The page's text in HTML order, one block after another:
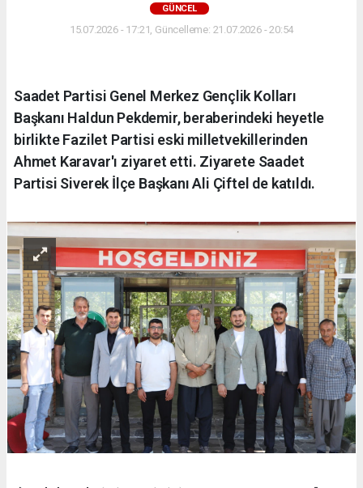
GÜNCEL
15.07.2026 - 17:21, Güncelleme: 21.07.2026 - 20:54
Saadet Partisi Genel Merkez Gençlik Kolları
Başkanı Haldun Pekdemir, beraberindeki heyetle
birlikte Fazilet Partisi eski milletvekillerinden
Ahmet Karavar'ı ziyaret etti. Ziyarete Saadet
Partisi Siverek İlçe Başkanı Ali Çiftel de katıldı.